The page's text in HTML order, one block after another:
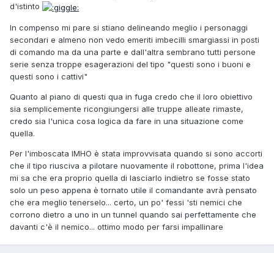
d'istinto
In compenso mi pare si stiano delineando meglio i personaggi
secondari e almeno non vedo emeriti imbecilli smargiassi in posti
di comando ma da una parte e dall'altra sembrano tutti persone
serie senza troppe esagerazioni del tipo "questi sono i buoni e
questi sono i cattivi"
Quanto al piano di questi qua in fuga credo che il loro obiettivo
sia semplicemente ricongiungersi alle truppe alleate rimaste,
credo sia l'unica cosa logica da fare in una situazione come
quella.
Per l'imboscata IMHO è stata improvvisata quando si sono accorti
che il tipo riusciva a pilotare nuovamente il robottone, prima l'idea
mi sa che era proprio quella di lasciarlo indietro se fosse stato
solo un peso appena è tornato utile il comandante avrà pensato
che era meglio tenerselo... certo, un po' fessi 'sti nemici che
corrono dietro a uno in un tunnel quando sai perfettamente che
davanti c'è il nemico... ottimo modo per farsi impallinare